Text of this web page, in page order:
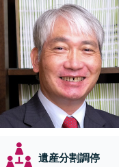
遺産分割調停